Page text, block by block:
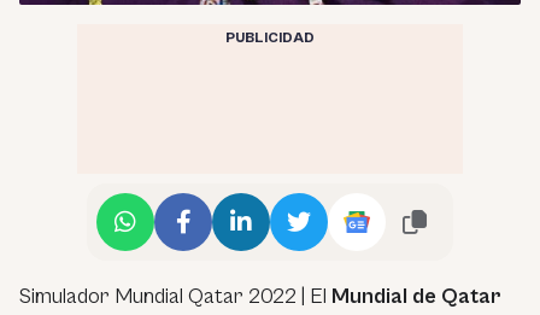
PUBLICIDAD
Simulador Mundial Qatar 2022 | El Mundial de Qatar